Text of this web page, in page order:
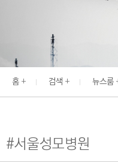
E
N
N
E
홈 검색 뉴스룸